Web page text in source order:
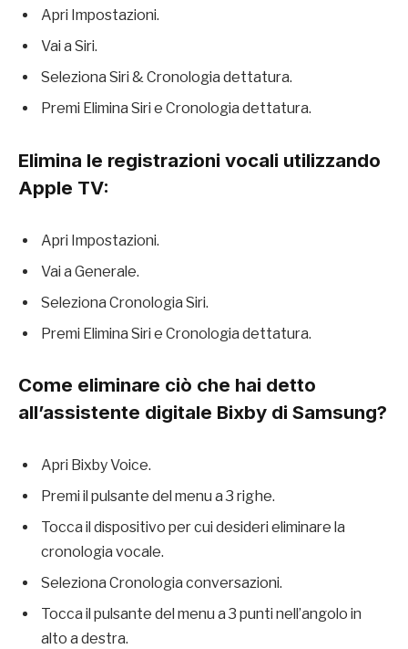
Apri Impostazioni.
Vai a Siri.
Seleziona Siri & Cronologia dettatura.
Premi Elimina Siri e Cronologia dettatura.
Elimina le registrazioni vocali utilizzando
Apple TV:
Apri Impostazioni.
Vai a Generale.
Seleziona Cronologia Siri.
Premi Elimina Siri e Cronologia dettatura.
Come eliminare ciò che hai detto
all’assistente digitale Bixby di Samsung?
Apri Bixby Voice.
Premi il pulsante del menu a 3 righe.
Tocca il dispositivo per cui desideri eliminare la
cronologia vocale.
Seleziona Cronologia conversazioni.
Tocca il pulsante del menu a 3 punti nell’angolo in
alto a destra.